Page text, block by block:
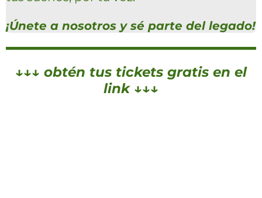
¡Únete a nosotros y sé parte del legado!
↓↓↓ obtén tus tickets gratis en el
link ↓↓↓